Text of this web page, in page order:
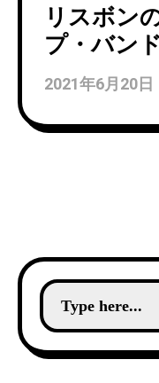
リスボン
プ・バン
『City
公開
2021年6月20日